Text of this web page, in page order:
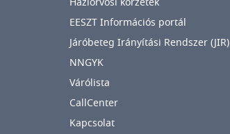
EESZT Információs portál
Járóbeteg Irányítási Rendszer (JIR)
NNGYK
Várólista
CallCenter
Kapcsolat